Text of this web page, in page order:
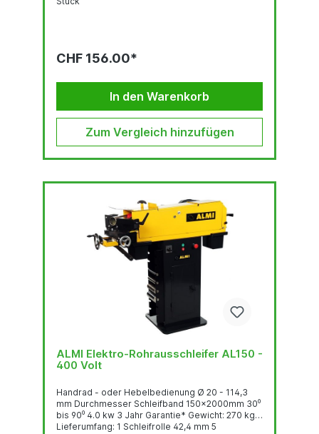
CHF 156.00*
In den Warenkorb
Zum Vergleich hinzufügen
ALMI Elektro-Rohrausschleifer AL150 -
400 Volt
Handrad - oder Hebelbedienung Ø 20 - 114,3
mm Durchmesser Schleifband 150x2000mm 30⁰
bis 90⁰ 4.0 kw 3 Jahr Garantie* Gewicht: 270 kg
Lieferumfang: 1 Schleifrolle 42,4 mm 5